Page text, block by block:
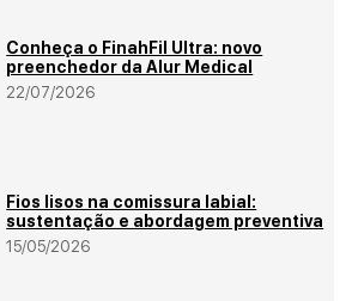
Conheça o FinahFil Ultra: novo
preenchedor da Alur Medical
22/07/2026
Fios lisos na comissura labial:
sustentação e abordagem preventiva
15/05/2026